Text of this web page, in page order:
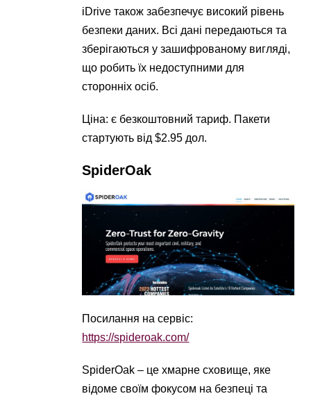
iDrive також забезпечує високий рівень
безпеки даних. Всі дані передаються та
зберігаються у зашифрованому вигляді,
що робить їх недоступними для
сторонніх осіб.
Ціна: є безкоштовний тариф. Пакети
стартують від $2.95 дол.
SpiderOak
Посилання на сервіс:
https://spideroak.com/
SpiderOak – це хмарне сховище, яке
відоме своїм фокусом на безпеці та